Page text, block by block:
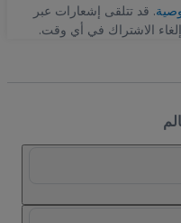
. قد تتلقى إشعارات عبر
الاشتراك في أي وقت.